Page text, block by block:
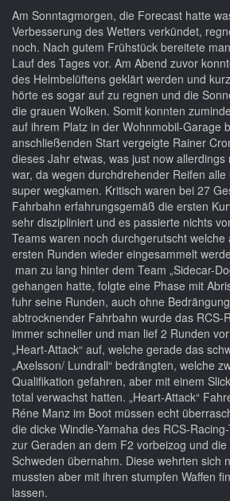
Am Sonntagmorgen, die Forecast hatte
Verbesserung des Wetters verkündet,
noch. Nach gutem Frühstück bereitete
Lauf des Tages vor. Am Abend zuvor
des Helmbelüftens geklärt werden und
hörte es sogar auf zu regnen und die
die grauen Wolken. Somit konnten
auf ihrem Platz in der Wohnmobil-Garage
anschließenden Start vergeigte Rainer
dieses Jahr etwas, was just now allerdings
war, da wegen durchdrehender Reifen
super wegkamen. Kritisch waren bei 27
Fahrbahn erfahrungsgemäß die ersten
sehr diszipliniert und es passierte nichts
Teams waren noch durchgerutscht welche
ersten Runden wieder eingesammelt
man zu lang hinter dem Team „Sidecar-
gehangen hatte, folgte eine Phase mit
fuhr seine Runden, auch ohne
abtrocknender Fahrbahn wurde das RCS-
immer schneller und man lief 2 Runden
„Heart-Attack“ auf, welche gerade das
„Axelsson/ Lundrall“ bedrängten, welche
Qualifikation gefahren, aber mit einem
total verwachst hatten. „Heart-Attack“
Réne Manz im Boot müssen echt
die dicke Windle-Yamaha des RCS-
zur Geraden an dem F2 vorbeizog und
Schweden übernahm. Diese wehrten sich
mussten aber mit ihren stumpfen Waffen
lassen.